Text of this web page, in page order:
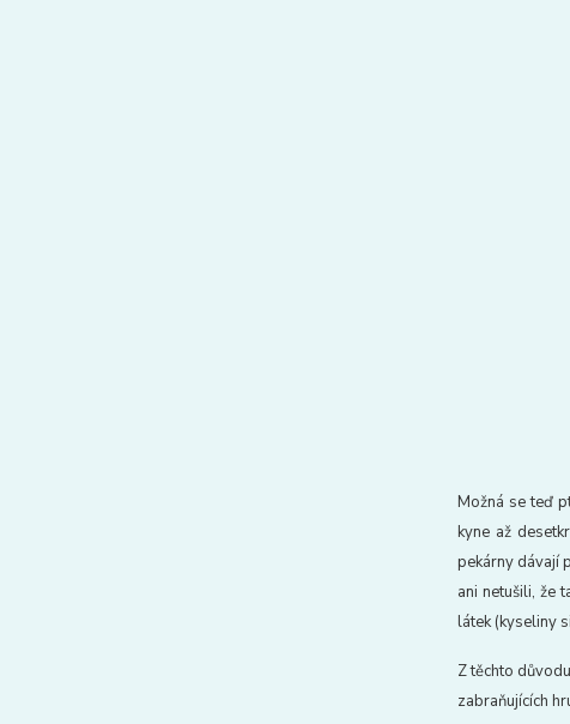
Možná se teď
kyne až
pekárny dávají
ani netušili, že
látek (kyseliny
Z těchto
zabraňujících